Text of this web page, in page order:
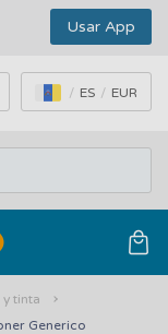
Usar App
ES EUR
tinta
Generico